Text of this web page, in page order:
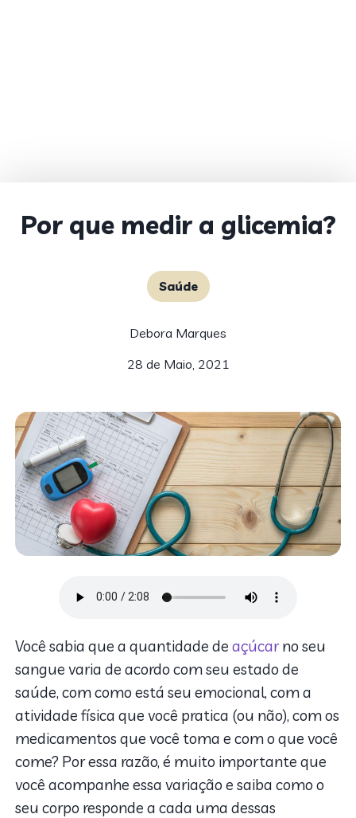
Por que medir a glicemia?
Saúde
Debora Marques
28 de Maio, 2021
Você sabia que a quantidade deaçúcarno seu
sangue varia de acordo com seu estado de
saúde, com como está seu emocional, com a
atividade física que você pratica (ou não), com os
medicamentos que você toma e com o que você
come? Por essa razão, é muito importante que
você acompanhe essa variação e saiba como o
seu corpo responde a cada uma dessas